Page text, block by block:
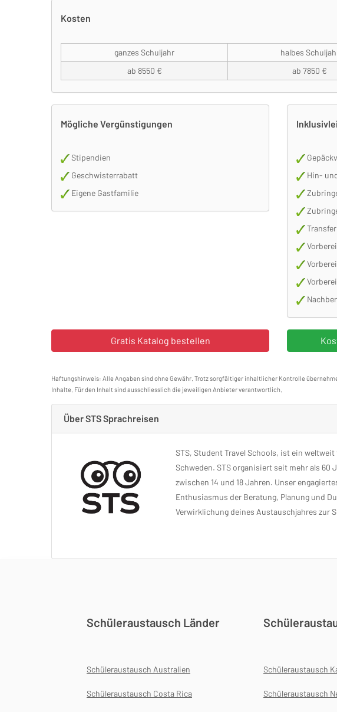
Kosten
ganzes Schuljahr halbes
ab 8550 €
ab 7850 €
Mögliche Vergünstigungen
Stipendien
Geschwisterrabatt
Eigene Gastfamilie
Hin-
Haftungshinweis: Alle Angaben sind ohne Gewähr. Trotz sorgfältiger inhaltlicher Kontrolle
Inhalte. Für den Inhalt sind ausschliesslich die jeweiligen Anbieter verantwortlich.
Über STS Sprachreisen
STS, Student Travel Schools, ist ein
Schweden. STS organisiert seit mehr als
zwischen 14 und 18 Jahren. Unser
Enthusiasmus der Beratung, Planung und
Verwirklichung deines Austauschjahres zur
Schüleraustausch Länder
Schüleraustausch Australien
Schüleraustausch Costa Rica
Schüleraustausch
Schüleraustausch